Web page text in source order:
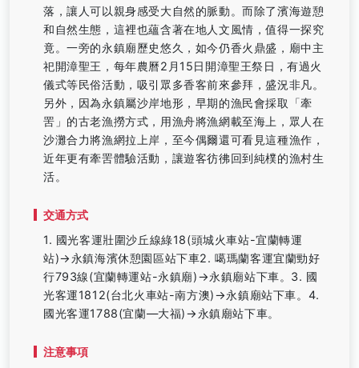
落，讓人可以親身感受大自然的脈動。而除了濱海遊憩
和自然生態，這裡也蘊含著在地人文風情，值得一探究
竟。一旁的永鎮廟歷史悠久，如今仍香火鼎盛，廟中主
祀開漳聖王，每年農曆2月15日開漳聖王祭日，有過火
儀式等民俗活動，吸引眾多香客前來參拜，盛況非凡。
另外，因為永鎮屬沙岸地形，早期的漁民會採取「牽
罟」的古老漁撈方式，用漁舟將漁網載至海上，眾人在
沙灘合力將漁網拉上岸，至今偶爾還可看見這種漁作，
近年更有牽罟體驗活動，讓遊客彷彿回到純樸的漁村生
活。
交通方式
1. 國光客運壯圍沙丘線綠18(頭城火車站-宜蘭轉運
站)→永鎮海濱休憩園區站下車2. 噶瑪蘭客運宜蘭勁好
行793線(宜蘭轉運站-永鎮廟)→永鎮廟站下車。3. 國
光客運1812(台北火車站-南方澳)→永鎮廟站下車。4.
國光客運1788(宜蘭—大福)→永鎮廟站下車。
注意事項